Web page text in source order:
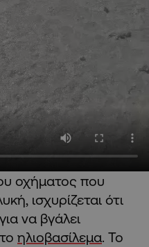
οχήματος που
ισχυρίζεται ότι
να βγάλει
ηλιοβασίλεμα. Το